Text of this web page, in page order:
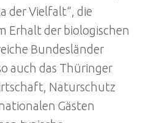
der Vielfalt“, die
Erhalt der biologischen
Bundesländer
auch das Thüringer
Naturschutz
Gästen